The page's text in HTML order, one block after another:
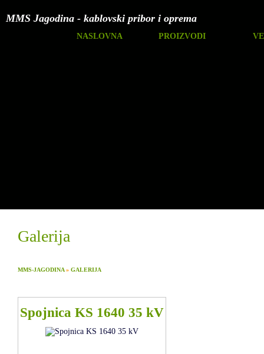
MMS Jagodina - kablovski pribor i oprema
NASLOVNA PROIZVODI
Galerija
MMS-JAGODINA» GALERIJA
Spojnica KS 1640 35 kV